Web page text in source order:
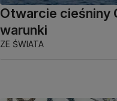
Otwarcie cieśniny
warunki
ZE ŚWIATA